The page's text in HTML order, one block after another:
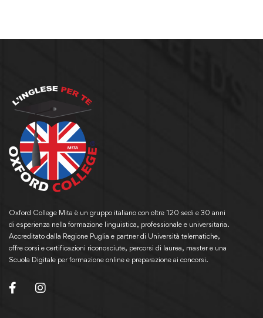
Oxford College Mita è un gruppo italiano con oltre 120 sedi e 30 anni
di esperienza nella formazione linguistica, professionale e universitaria.
Accreditato dalla Regione Puglia e partner di Università telematiche,
offre corsi e certificazioni riconosciute, percorsi di laurea, master e una
Scuola Digitale per formazione online e preparazione ai concorsi.